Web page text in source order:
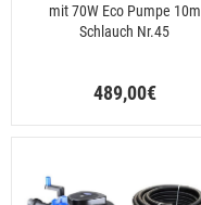
mit 70W Eco Pumpe 10m
Schlauch Nr.45
489,00€